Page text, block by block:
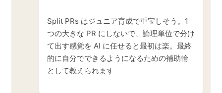
Split PRs はジュニア育成で重宝しそう。1
つの大きな PR にしないで、論理単位で分け
て出す感覚を AI に任せると最初は楽。最終
的に自分でできるようになるための補助輪
として教えられます